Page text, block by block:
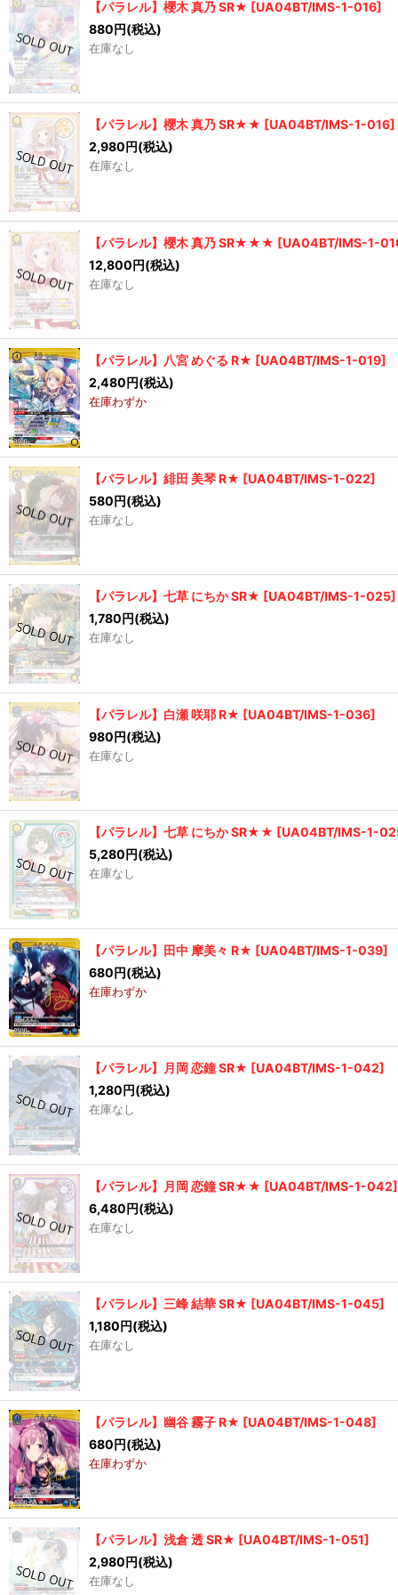
【パラレル】櫻木 真乃 SR★ [UA04BT/IMS-1-016]
880円(税込)
在庫なし
【パラレル】櫻木 真乃 SR★★ [UA04BT/IMS-1-016]
2,980円(税込)
在庫なし
【パラレル】櫻木 真乃 SR★★★ [UA04BT/IMS-1-
12,800円(税込)
在庫なし
【パラレル】八宮 めぐる R★ [UA04BT/IMS-1-019]
2,480円(税込)
在庫わずか
【パラレル】緋田 美琴 R★ [UA04BT/IMS-1-022]
580円(税込)
在庫なし
【パラレル】七草 にちか SR★ [UA04BT/IMS-1-025]
1,780円(税込)
在庫なし
【パラレル】白瀬 咲耶 R★ [UA04BT/IMS-1-036]
980円(税込)
在庫なし
【パラレル】七草 にちか SR★★ [UA04BT/IMS-1-
5,280円(税込)
在庫なし
【パラレル】田中 摩美々 R★ [UA04BT/IMS-1-039]
680円(税込)
在庫わずか
【パラレル】月岡 恋鐘 SR★ [UA04BT/IMS-1-042]
1,280円(税込)
在庫なし
【パラレル】月岡 恋鐘 SR★★ [UA04BT/IMS-1-042]
6,480円(税込)
在庫なし
【パラレル】三峰 結華 SR★ [UA04BT/IMS-1-045]
1,180円(税込)
在庫なし
【パラレル】幽谷 霧子 R★ [UA04BT/IMS-1-048]
680円(税込)
在庫わずか
【パラレル】浅倉 透 SR★ [UA04BT/IMS-1-051]
2,980円(税込)
在庫なし